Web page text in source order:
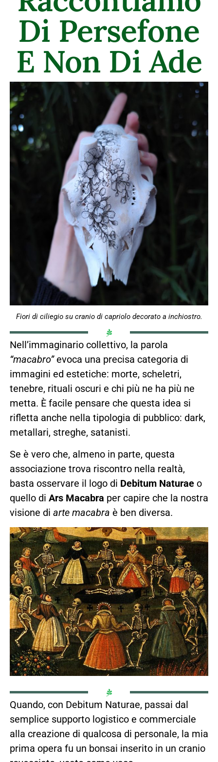
Di Persefone
E Non Di Ade
Fiori di ciliegio su cranio di capriolo decorato a inchiostro.
Nell’immaginario collettivo, la parola
“macabro”evoca una precisa categoria di
immagini ed estetiche: morte, scheletri,
tenebre, rituali oscuri e chi più ne ha più ne
metta. È facile pensare che questa idea si
rifletta anche nella tipologia di pubblico: dark,
metallari, streghe, satanisti.
Se è vero che, almeno in parte, questa
associazione trova riscontro nella realtà,
basta osservare il logo di Debitum Naturae o
quello di Ars Macabra per capire che la nostra
visione di arte macabra è ben diversa.
Quando, con Debitum Naturae, passai dal
semplice supporto logistico e commerciale
alla creazione di qualcosa di personale, la mia
prima opera fu un bonsai inserito in un cranio